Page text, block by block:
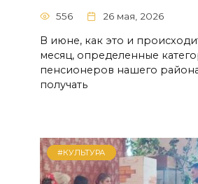
556 26 мая, 2026
В июне, как это и
месяц, определенные
пенсионеров нашего
получать
#КУЛЬТУРА